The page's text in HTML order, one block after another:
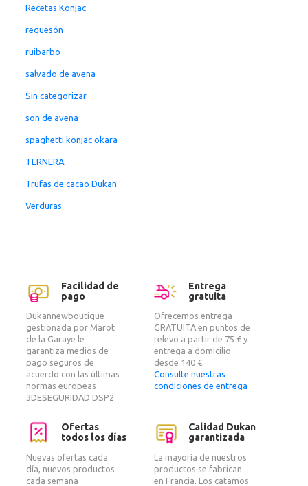
Recetas Konjac
requesón
ruibarbo
salvado de avena
Sin categorizar
son de avena
spaghetti konjac okara
TERNERA
Trufas de cacao Dukan
Verduras
Facilidad de
pago
Dukannewboutique
gestionada por Marot
de la Garaye le
garantiza medios de
pago seguros de
acuerdo con las últimas
normas europeas
3DESEGURIDAD DSP2
Entrega
gratuita
Ofrecemos entrega
GRATUITA en puntos de
relevo a partir de 75 € y
entrega a domicilio
desde 140 €
Consulte nuestras
condiciones de entrega
Ofertas
todos los días
Nuevas ofertas cada
día, nuevos productos
cada semana
Calidad Dukan
garantizada
La mayoría de nuestros
productos se fabrican
en Francia. Los catamos